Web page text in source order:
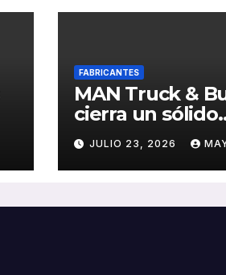
FABRICANTES
MAN Truck &
cierra un sólido
primer
2026 con
crecimiento en
rentabilidad
JULIO 23, 2026